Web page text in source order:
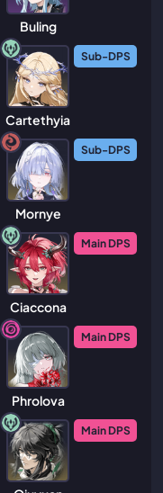
Buling
Cartethyia
Sub-DPS
Mornye
Sub-DPS
Ciaccona
Main DPS
Phrolova
Main DPS
Main DPS